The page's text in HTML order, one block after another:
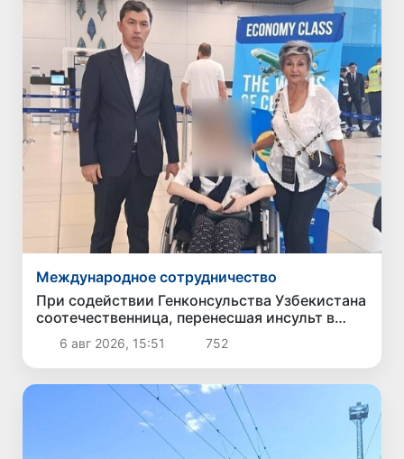
Международное сотрудничество
При содействии Генконсульства Узбекистана
соотечественница, перенесшая инсульт в
Алматы, вернулась на родину
6 авг 2026, 15:51 752